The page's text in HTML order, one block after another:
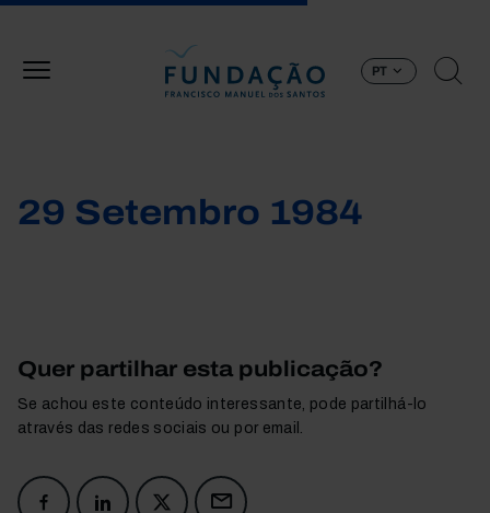
PT
29 Setembro 1984
Quer partilhar esta publicação?
Se achou este conteúdo interessante, pode partilhá-lo
através das redes sociais ou por email.